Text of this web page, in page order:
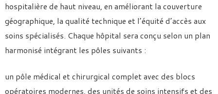
hospitalière de haut niveau, en améliorant la couverture
géographique, la qualité technique et l’équité d’accès aux
soins spécialisés. Chaque hôpital sera conçu selon un plan
harmonisé intégrant les pôles suivants :
un pôle médical et chirurgical complet avec des blocs
opératoires modernes, des unités de soins intensifs et des